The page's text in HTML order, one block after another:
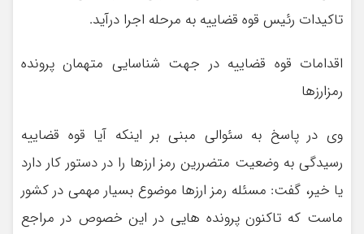
تاکیدات رئیس قوه قضاییه به مرحله اجرا درآید.
اقدامات قوه قضاییه در جهت شناسایی متهمان پرونده
رمزارزها
وی در پاسخ به سئوالی مبنی بر اینکه آیا قوه قضاییه
رسیدگی به وضعیت متضررین رمز ارزها را در دستور کار دارد
یا خیر، گفت: مسئله رمز ارزها موضوع بسیار مهمی در کشور
ماست که تاکنون پرونده هایی در این خصوص در مراجع